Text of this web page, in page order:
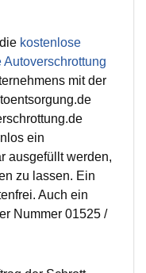
kostenlose
Autoverschrottung
mit der
ein
ausgefüllt werden,
zu lassen. Ein
Auch ein
Nummer 01525 /